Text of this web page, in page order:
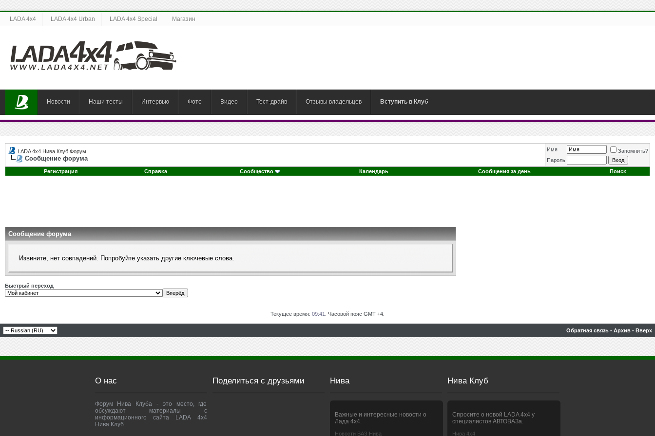
LADA 4x4 LADA 4x4 Urban LADA 4x4 Special Магазин
Новости Наши тесты Интервью Фото Видео Тест-драйв Отзывы владельцев Вступить в Клуб
LADA 4x4 Нива Клуб Форум
Сообщение форума
Имя
Запомнить?
Пароль
Регистрация
Справка Сообщество Календарь Сообщения за день Поиск
Сообщение форума
Извините, нет совпадений. Попробуйте указать другие ключевые слова.
Быстрый переход
Текущее время: 09:41 . Часовой пояс GMT +4.
Обратная связь - Архив - Вверх
О нас
Форум Нива Клуба - это место, где
обсуждают материалы с
информационного сайта LADA 4x4
Нива Клуб.
Поделиться с друзьями Нива
Важные и интересные новости о
Лада 4х4.
Новости ВАЗ Нива
Нива Клуб
Спросите о новой LADA 4x4 у
специалистов АВТОВАЗа.
Нива 4х4